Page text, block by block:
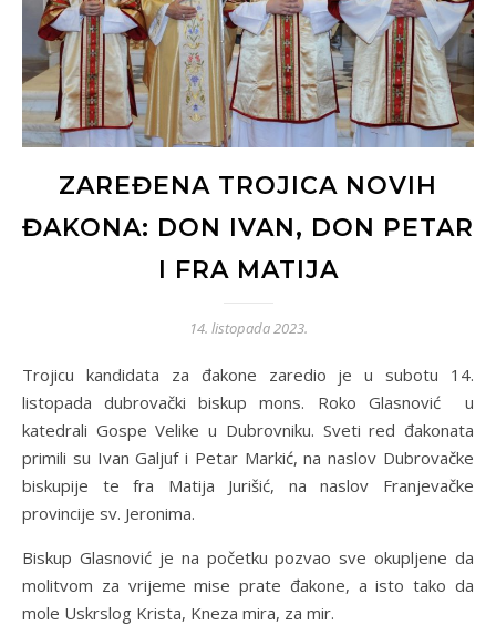
ZAREĐENA TROJICA NOVIH
ĐAKONA: DON IVAN, DON PETAR
I FRA MATIJA
14. listopada 2023.
Trojicu kandidata za đakone zaredio je u subotu 14.
listopada dubrovački biskup mons. Roko Glasnović u
katedrali Gospe Velike u Dubrovniku. Sveti red đakonata
primili su Ivan Galjuf i Petar Markić, na naslov Dubrovačke
biskupije te fra Matija Jurišić, na naslov Franjevačke
provincije sv. Jeronima.
Biskup Glasnović je na početku pozvao sve okupljene da
molitvom za vrijeme mise prate đakone, a isto tako da
mole Uskrslog Krista, Kneza mira, za mir.